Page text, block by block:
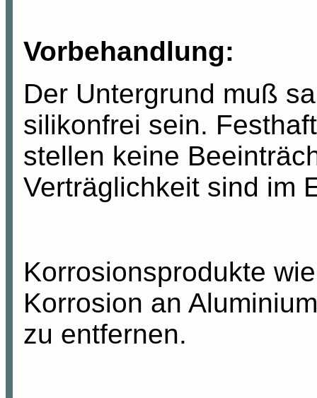
Vorbehandlung:
Der Untergrund muß
silikonfrei sein.
stellen keine
Verträglichkeit sind im
Korrosionsprodukte
Korrosion an
zu entfernen.